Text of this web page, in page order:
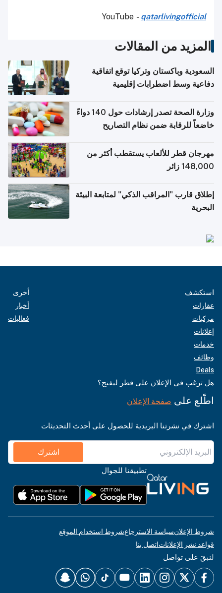
YouTube - qatarlivingofficial
المزيد من المقالات
السعودية وباكستان وتركيا توقع اتفاقية
دفاعية وسط اضطرابات إقليمية
وزارة الصحة تصدر إرشادات حول 140 دواءً
خاضعاً للرقابة ضمن نظام التصاريح
مهرجان قطر للألعاب يستقطب أكثر من
148,000 زائر
إطلاق قارب "المراقب الذكي" لمتابعة البيئة
البحرية
استكشف
عقارات
مركبات
إعلانات
خدمات
وظائف
Deals
أخرى
أخبار
فعاليات
هل ترغب في الإعلان على قطر ليفنج؟
اطّلع على صفحة الإعلان
اشترك في نشرتنا البريدية للحصول على أحدث التحديثات
اشترك
تطبيقنا للجوال
شروط الإعلانسياسة الاسترجاعشروط استخدام الموقع
قواعد نشر الإعلاناتاتصل بنا
لنبقَ على تواصل